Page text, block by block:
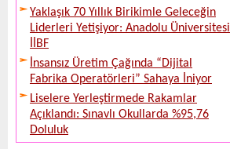
Yaklaşık 70 Yıllık Birikimle Geleceğin
Liderleri Yetişiyor: Anadolu Üniversitesi
İİBF
İnsansız Üretim Çağında “Dijital
Fabrika Operatörleri” Sahaya İniyor
Liselere Yerleştirmede Rakamlar
Açıklandı: Sınavlı Okullarda %95,76
Doluluk